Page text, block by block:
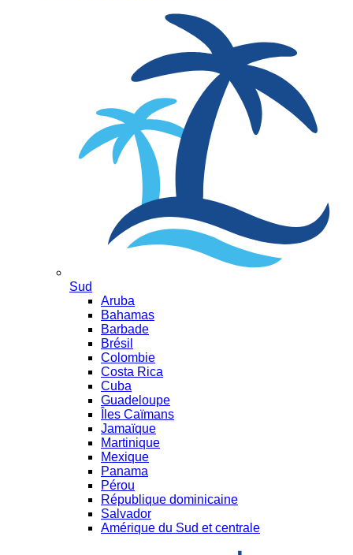
Sud
Aruba
Bahamas
Barbade
Brésil
Colombie
Costa Rica
Cuba
Guadeloupe
Îles Caïmans
Jamaïque
Martinique
Mexique
Panama
Pérou
République dominicaine
Salvador
Amérique du Sud et centrale